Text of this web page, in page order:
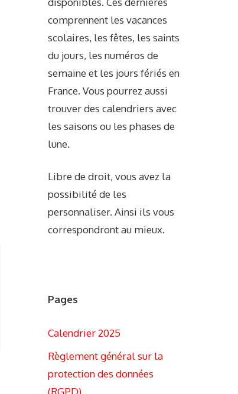
comprennent les vacances
scolaires, les fêtes, les saints
du jours, les numéros de
semaine et les jours fériés en
France. Vous pourrez aussi
trouver des calendriers avec
les saisons ou les phases de
lune.
Libre de droit, vous avez la
possibilité de les
personnaliser. Ainsi ils vous
correspondront au mieux.
Pages
Calendrier 2025
Règlement général sur la
protection des données
(RGPD)